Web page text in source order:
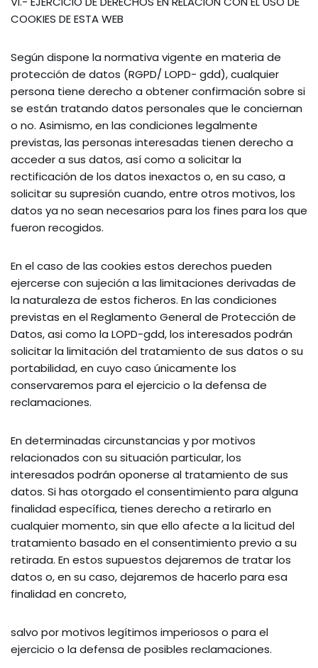
COOKIES DE ESTA WEB
Según dispone la normativa vigente en materia de
protección de datos (RGPD/ LOPD- gdd), cualquier
persona tiene derecho a obtener confirmación sobre si
se están tratando datos personales que le conciernan
o no. Asimismo, en las condiciones legalmente
previstas, las personas interesadas tienen derecho a
acceder a sus datos, así como a solicitar la
rectificación de los datos inexactos o, en su caso, a
solicitar su supresión cuando, entre otros motivos, los
datos ya no sean necesarios para los fines para los que
fueron recogidos.
En el caso de las cookies estos derechos pueden
ejercerse con sujeción a las limitaciones derivadas de
la naturaleza de estos ficheros. En las condiciones
previstas en el Reglamento General de Protección de
Datos, asi como la LOPD-gdd, los interesados podrán
solicitar la limitación del tratamiento de sus datos o su
portabilidad, en cuyo caso únicamente los
conservaremos para el ejercicio o la defensa de
reclamaciones.
En determinadas circunstancias y por motivos
relacionados con su situación particular, los
interesados podrán oponerse al tratamiento de sus
datos. Si has otorgado el consentimiento para alguna
finalidad específica, tienes derecho a retirarlo en
cualquier momento, sin que ello afecte a la licitud del
tratamiento basado en el consentimiento previo a su
retirada. En estos supuestos dejaremos de tratar los
datos o, en su caso, dejaremos de hacerlo para esa
finalidad en concreto,
salvo por motivos legítimos imperiosos o para el
ejercicio o la defensa de posibles reclamaciones.